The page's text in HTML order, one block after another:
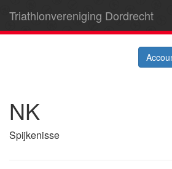
Triathlonvereniging Dordrecht
NK
Spijkenisse